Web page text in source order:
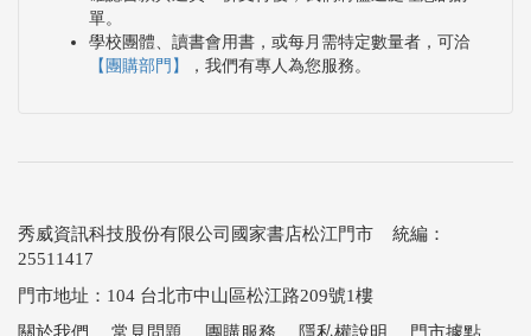
單。
學校團體、讀書會用書，或每月需特定數量者，可洽
【團購部門】
，我們有專人為您服務。
秀威資訊科技股份有限公司國家書店松江門市 統編：
25511417
門市地址：104 台北市中山區松江路209號1樓